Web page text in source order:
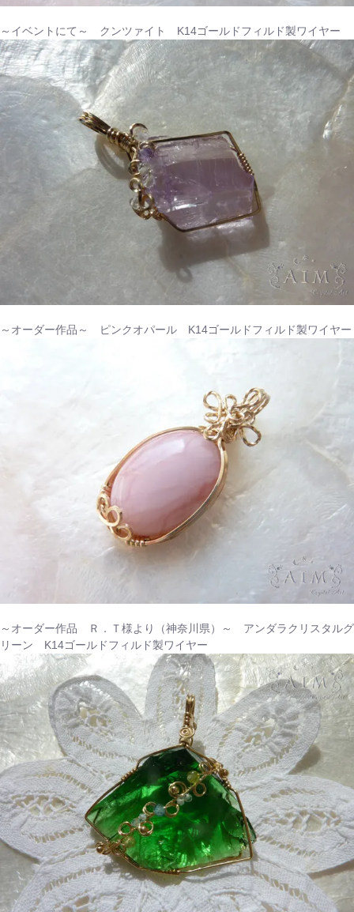
～イベントにて～ クンツァイト K14ゴールドフィルド製ワイヤー
～オーダー作品～ ピンクオパール K14ゴールドフィルド製ワイヤー
～オーダー作品 Ｒ．Ｔ様より（神奈川県）～ アンダラクリスタルグ
リーン K14ゴールドフィルド製ワイヤー